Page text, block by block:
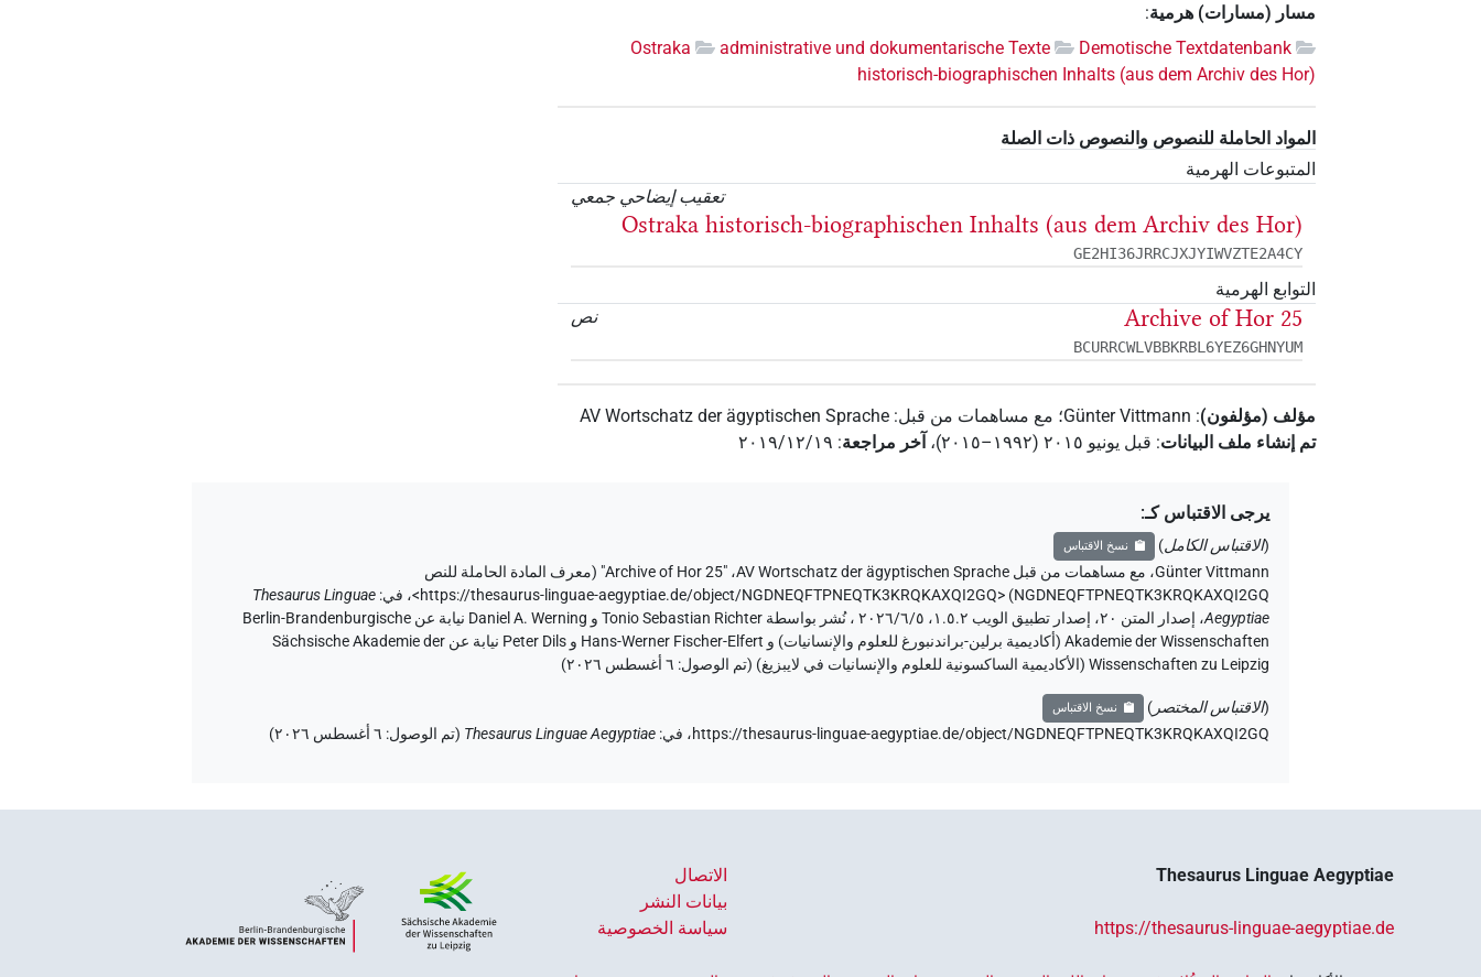
مسار (مسارات) هرمية:
Demotische Textdatenbank
administrative und dokumentarische Texte
Ostraka
historisch-biographischen Inhalts (aus dem Archiv des Hor)
المواد الحاملة للنصوص والنصوص ذات الصلة
المتبوعات الهرمية
تعقيب إيضاحي جمعي
Ostraka historisch-biographischen Inhalts (aus dem Archiv des Hor)
GE2HI36JRRCJXJYIWVZTE2A4CY
التوابع الهرمية
نص
Archive of Hor 25
BCURRCWLVBBKRBL6YEZ6GHNYUM
مؤلف (مؤلفون):
Günter Vittmann؛ مع مساهمات من قبل:
AV Wortschatz der ägyptischen Sprache
تم إنشاء ملف البيانات: قبل يونيو ۲۰۱٥ (۱۹۹۲–۲۰۱٥) ، آخر مراجعة: ٢٠١٩/١٢/١٩
يرجى الاقتباس كـ:
(الاقتباس الكامل) نسخ الاقتباس
Günter Vittmann، مع مساهمات من قبل AV Wortschatz der ägyptischen Sprache،"Archive of Hor 25" (
معرف المادة الحاملة للنص
NGDNEQFTPNEQTK3KRQKAXQI2GQ
)
<https://thesaurus-linguae-aegyptiae.de/object/NGDNEQFTPNEQTK3KRQKAXQI2GQ>، في:
Thesaurus Linguae
Aegyptiae،
إصدار المتن ٢٠، إصدار تطبيق الويب ۱.٥.٢، ٢٠٢٦/٦/٥ ، نُشر بواسطة Tonio Sebastian Richter و Daniel A. Werning نيابة عن Berlin-Brandenburgische
Akademie der Wissenschaften (أكاديمية برلين-براندنبورغ للعلوم والإنسانيات) و Hans-Werner Fischer-Elfert و Peter Dils نيابة عن Sächsische Akademie der
Wissenschaften zu Leipzig (الأكاديمية الساكسونية للعلوم والإنسانيات في لايبزيغ) (تم الوصول:
٦ أغسطس ٢٠٢٦ )
(الاقتباس المختصر) نسخ الاقتباس
https://thesaurus-linguae-aegyptiae.de/object/NGDNEQFTPNEQTK3KRQKAXQI2GQ، في:
Thesaurus Linguae Aegyptiae
(تم الوصول: ٦ أغسطس ٢٠٢٦ )
Thesaurus Linguae Aegyptiae
https://thesaurus-linguae-aegyptiae.de
الاتصال
بيانات النشر
سياسة الخصوصية